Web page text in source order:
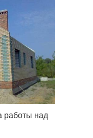
работы над